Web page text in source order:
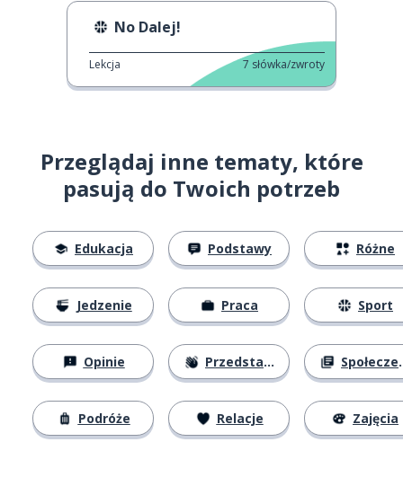
No Dalej!
Lekcja 7 słówka/zwroty
Przeglądaj inne tematy, które
pasują do Twoich potrzeb
Edukacja
Jedzenie
Opinie
Podróże
Podstawy
Praca
Przedstawianie się
Relacje
Różne
Sport
Społeczeństwo
Zajęcia